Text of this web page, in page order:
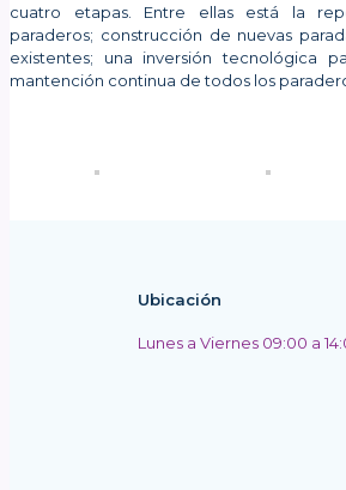
cuatro etapas. Entre ellas está la
paraderos; construcción de nuevas
existentes; una inversión tecnológica
mantención continua de todos los
Ubicación
Lunes a Viernes 09:00 a